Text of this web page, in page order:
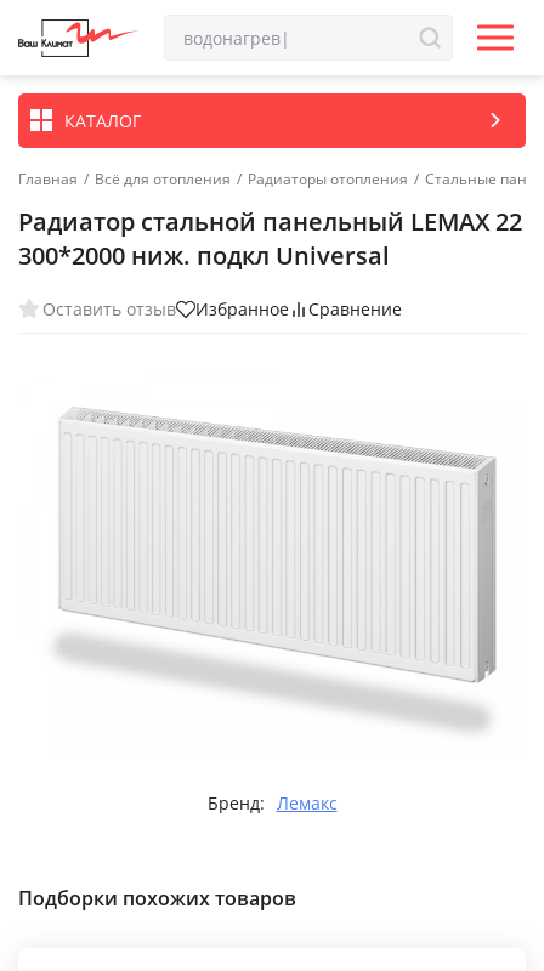
КАТАЛОГ
Главная / Всё для отопления / Радиаторы отопления / Стальные
Радиатор стальной панельный LEMAX 22
300*2000 ниж. подкл Universal
Оставить отзыв Избранное Сравнение
Бренд: Лемакс
Подборки похожих товаров